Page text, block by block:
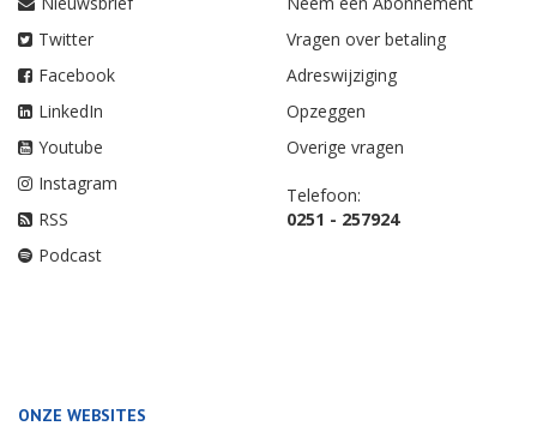
Twitter
Facebook
LinkedIn
Youtube
Instagram
RSS
Podcast
Vragen over betaling
Adreswijziging
Opzeggen
Overige vragen
Telefoon:
0251 - 257924
ONZE WEBSITES